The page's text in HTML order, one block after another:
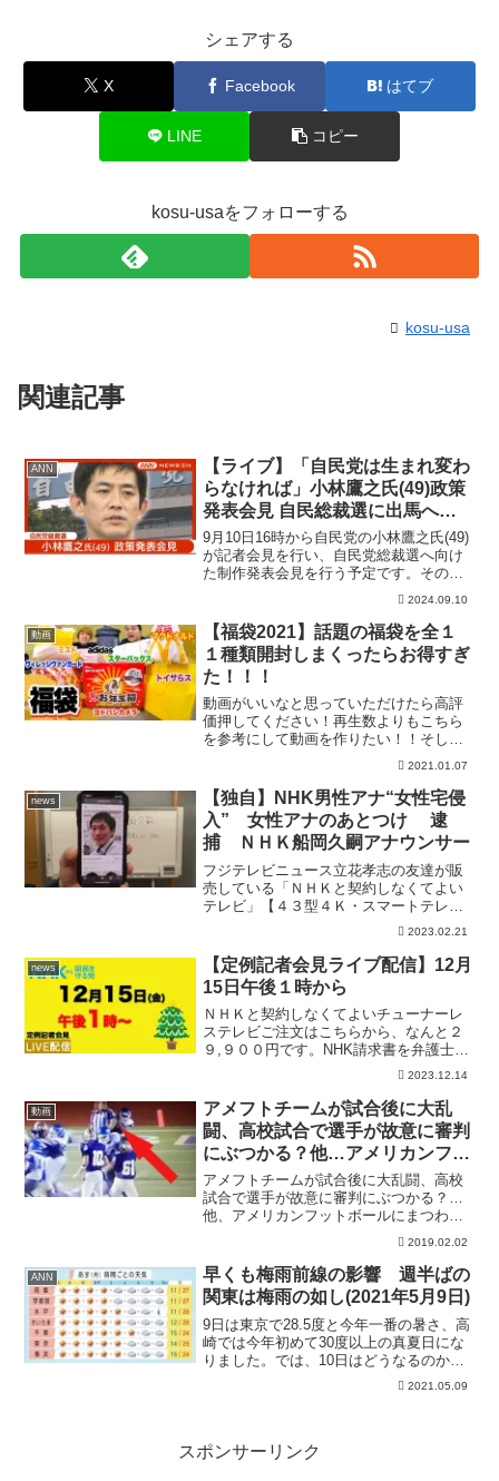
シェアする
X Facebook はてブ
LINE コピー
kosu-usaをフォローする
kosu-usa
関連記事
ANN
【ライブ】「自民党は生まれ変わ
らなければ」小林鷹之氏(49)政策
発表会見 自民総裁選に出馬へ
【LIVE】(2024/9/10) ANN/テレ朝
9月10日16時から自民党の小林鷹之氏(49)
が記者会見を行い、自民党総裁選へ向け
た制作発表会見を行う予定です。その様
子をライブで配信します。▼小林鷹之前
経済安保担当大臣 党内の若手や中堅議
員から支持を集め先陣を切って出馬会
見 裏金問題を踏...
2024.09.10
動画
【福袋2021】話題の福袋を全１
１種類開封しまくったらお得すぎ
た！！！
動画がいいなと思っていただけたら高評
価押してください！再生数よりもこちら
を参考にして動画を作りたい！！そして
少しでも面白いなと思っていただけたら
ぜひ【チャンネル登録】お願いします！
水溜りボンドLINE公式アカウント！最新
情報不定期配信中！僕...
2021.01.07
news
【独自】NHK男性アナ“女性宅侵
入” 女性アナのあとつけ 逮
捕 ＮＨＫ船岡久嗣アナウンサー
フジテレビニュース立花孝志の友達が販
売している「ＮＨＫと契約しなくてよい
テレビ」【４３型４Ｋ・スマートテレ
ビ】はこちらから→こちらから、購入ボ
タンをおして、「プロモーションコード
を追加」ボタンを押して「NHK815」と入
力すると2200円安...
2023.02.21
news
【定例記者会見ライブ配信】12月
15日午後１時から
ＮＨＫと契約しなくてよいチューナーレ
ステレビご注文はこちらから、なんと２
９,９００円です。NHK請求書を弁護士が
代行で受け取るサービスをしています。
は「無料」で行わせていただいておりま
したが、当職【村岡徹...
2023.12.14
動画
アメフトチームが試合後に大乱
闘、高校試合で選手が故意に審判
にぶつかる？他…アメリカンフッ
トボールにまつわる話題やニュー
スまとめ – トモニュース
アメフトチームが試合後に大乱闘、高校
試合で選手が故意に審判にぶつかる？…
他、アメリカンフットボールにまつわる
話題をピックアップ！1.アメリカのアラ
バマ州で８月３０日、アメフトチーム
「ウォーカー・バイキングス」と「カル
マン・ベアキャッツ」の試...
2019.02.02
ANN
早くも梅雨前線の影響 週半ばの
関東は梅雨の如し(2021年5月9日)
9日は東京で28.5度と今年一番の暑さ、高
崎では今年初めて30度以上の真夏日にな
りました。では、10日はどうなるのか見
ていくと、9日よりは少し下がるものの、
東京では25度の夏日。宇都宮や前橋では
2021.05.09
スポンサーリンク